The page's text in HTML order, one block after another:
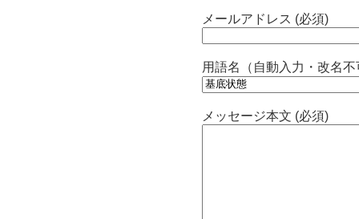
メールアドレス (必須)
用語名（自動入力・改名不
メッセージ本文 (必須)